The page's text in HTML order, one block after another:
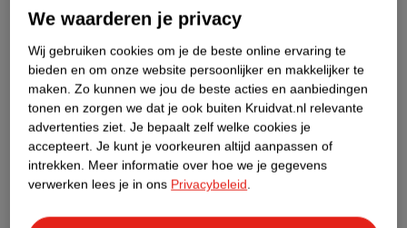
Over dit product
Productinformatie
Nature Impact Score
Dit product heeft (nog) geen Nature
Impact Score.
Meer informatie
We waarderen je privacy
Wij gebruiken cookies om je de beste online ervaring te
bieden en om onze website persoonlijker en makkelijker te
maken. Zo kunnen we jou de beste acties en aanbiedingen
tonen en zorgen we dat je ook buiten Kruidvat.nl relevante
advertenties ziet. Je bepaalt zelf welke cookies je
accepteert. Je kunt je voorkeuren altijd aanpassen of
intrekken. Meer informatie over hoe we je gegevens
verwerken lees je in ons Privacybeleid.